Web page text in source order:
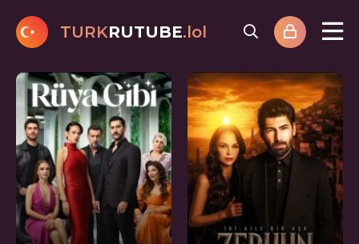
TURKRUTUBE.lol